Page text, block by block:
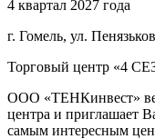
4 квартал 2027 года
г. Гомель, ул.
Торговый центр «4
ООО «ТЕНКинвест»
центра и приглашает
самым интересным